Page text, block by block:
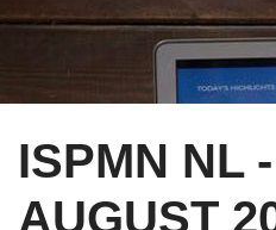
ISPMN NL
AUGUST